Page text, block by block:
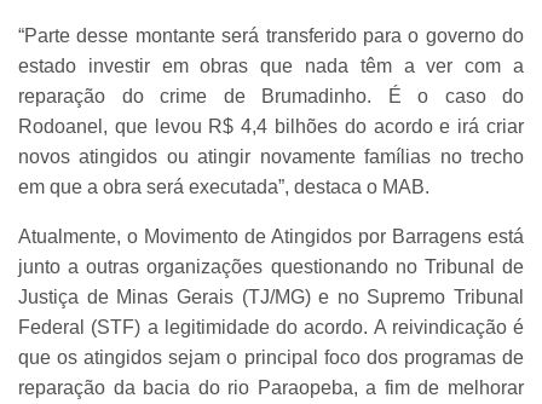
“Parte desse montante será transferido para o governo do
estado investir em obras que nada têm a ver com a
reparação do crime de Brumadinho. É o caso do
Rodoanel, que levou R$ 4,4 bilhões do acordo e irá criar
novos atingidos ou atingir novamente famílias no trecho
em que a obra será executada”, destaca o MAB.
Atualmente, o Movimento de Atingidos por Barragens está
junto a outras organizações questionando no Tribunal de
Justiça de Minas Gerais (TJ/MG) e no Supremo Tribunal
Federal (STF) a legitimidade do acordo. A reivindicação é
que os atingidos sejam o principal foco dos programas de
reparação da bacia do rio Paraopeba, a fim de melhorar